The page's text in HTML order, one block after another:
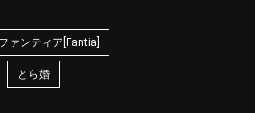
ファンティア[Fantia]
とら婚